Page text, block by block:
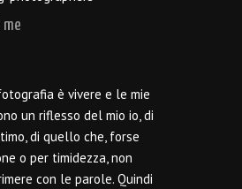
me
è vivere e le mie
un riflesso del mio io, di
di quello che, forse
o per timidezza, non
con le parole. Quindi